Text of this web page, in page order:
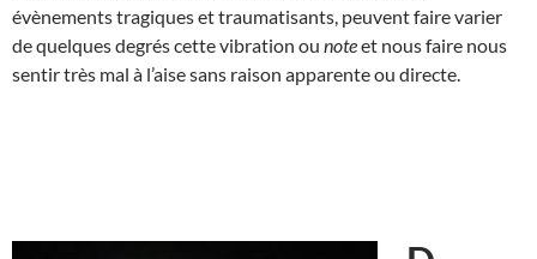
évènements tragiques et traumatisants, peuvent faire varier
de quelques degrés cette vibration ou noteet nous faire nous
sentir très mal à l’aise sans raison apparente ou directe.